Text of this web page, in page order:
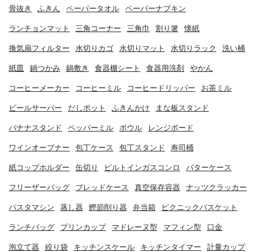
骨抜き ふきん ペーパータオル ペーパーナプキン
ランチョンマット 三角コーナー 三角巾 割り箸 懐紙
換気扇フィルター 水切りカゴ 水切りマット 水切りラック 洗い桶
紙皿 鍋つかみ 鍋敷き 食器棚シート 食器用洗剤 やかん
コーヒーメーカー コーヒーミル コーヒードリッパー お茶ミル
ビールサーバー だしポット ふきんかけ まな板スタンド
バナナスタンド ペッパーミル ボウル レンジボード
ワインオープナー 包丁ケース 包丁スタンド 寿司桶
紙コップホルダー 缶切り ビルトインガスコンロ バターケース
フリーザーバッグ ブレッドケース 真空保存容器 ナッツクラッカー
パスタマシン 蒸し器 鰹節削り器 弁当箱 ピクニックバスケット
ランチバッグ プリンカップ マドレーヌ型 マフィン型 口金
泡立て器 絞り袋 キッチンスケール キッチンタイマー 計量カップ